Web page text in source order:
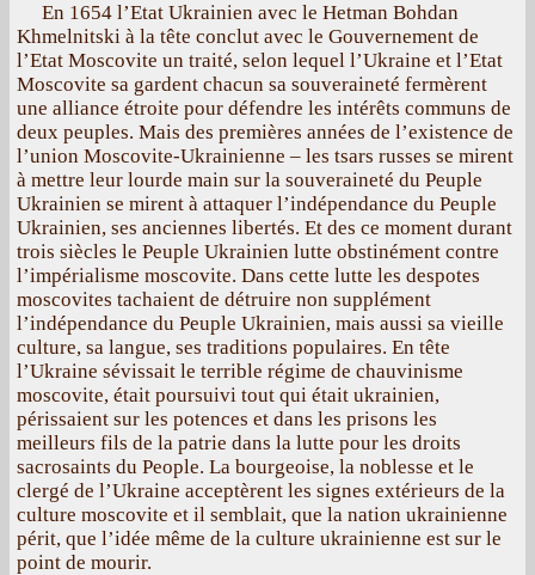
En 1654 l’Etat Ukrainien avec le Hetman Bohdan
Khmelnitski à la tête conclut avec le Gouvernement de
l’Etat Moscovite un traité, selon lequel l’Ukraine et l’Etat
Moscovite sa gardent chacun sa souveraineté fermèrent
une alliance étroite pour défendre les intérêts communs de
deux peuples. Mais des premières années de l’existence de
l’union Moscovite-Ukrainienne – les tsars russes se mirent
à mettre leur lourde main sur la souveraineté du Peuple
Ukrainien se mirent à attaquer l’indépendance du Peuple
Ukrainien, ses anciennes libertés. Et des ce moment durant
trois siècles le Peuple Ukrainien lutte obstinément contre
l’impérialisme moscovite. Dans cette lutte les despotes
moscovites tachaient de détruire non supplément
l’indépendance du Peuple Ukrainien, mais aussi sa vieille
culture, sa langue, ses traditions populaires. En tête
l’Ukraine sévissait le terrible régime de chauvinisme
moscovite, était poursuivi tout qui était ukrainien,
périssaient sur les potences et dans les prisons les
meilleurs fils de la patrie dans la lutte pour les droits
sacrosaints du People. La bourgeoise, la noblesse et le
clergé de l’Ukraine acceptèrent les signes extérieurs de la
culture moscovite et il semblait, que la nation ukrainienne
périt, que l’idée même de la culture ukrainienne est sur le
point de mourir.